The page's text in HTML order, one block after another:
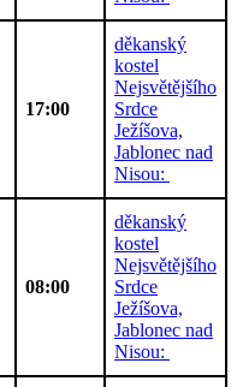
17:00
děkanský
kostel
Nejsvětějšího
Srdce
Ježíšova,
Jablonec nad
Nisou:
08:00
děkanský
kostel
Nejsvětějšího
Srdce
Ježíšova,
Jablonec nad
Nisou: